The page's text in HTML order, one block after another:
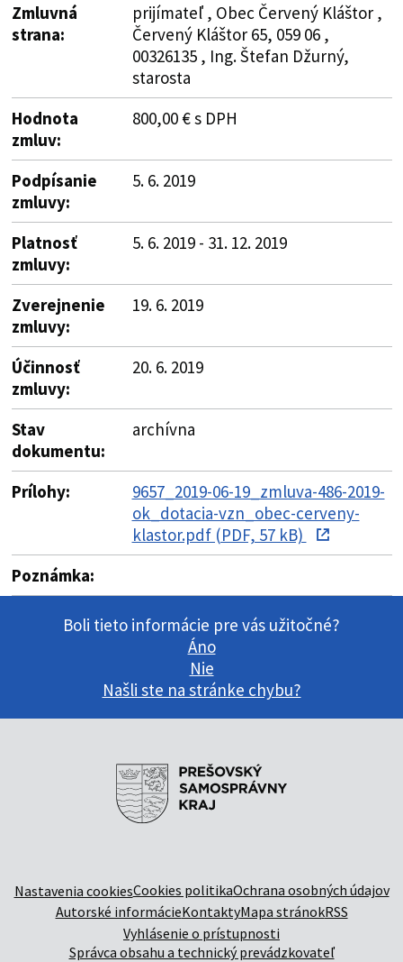
Zmluvná
strana:
prijímateľ , Obec Červený Kláštor ,
Červený Kláštor 65, 059 06 ,
00326135 , Ing. Štefan Džurný,
starosta
Hodnota
zmluv:
800,00 € s DPH
Podpísanie
zmluvy:
5. 6. 2019
Platnosť
zmluvy:
5. 6. 2019 - 31. 12. 2019
Zverejnenie
zmluvy:
19. 6. 2019
Účinnosť
zmluvy:
20. 6. 2019
Stav
dokumentu:
archívna
Prílohy:
9657_2019-06-19_zmluva-486-2019-
ok_dotacia-vzn_obec-cerveny-
klastor.pdf (PDF, 57 kB)
Poznámka:
Boli tieto informácie pre vás užitočné?
Áno
Nie
Našli ste na stránke chybu?
Nastavenia cookiesCookies politikaOchrana osobných údajov
Autorské informácieKontaktyMapa stránokRSS
Vyhlásenie o prístupnosti
Správca obsahu a technický prevádzkovateľ